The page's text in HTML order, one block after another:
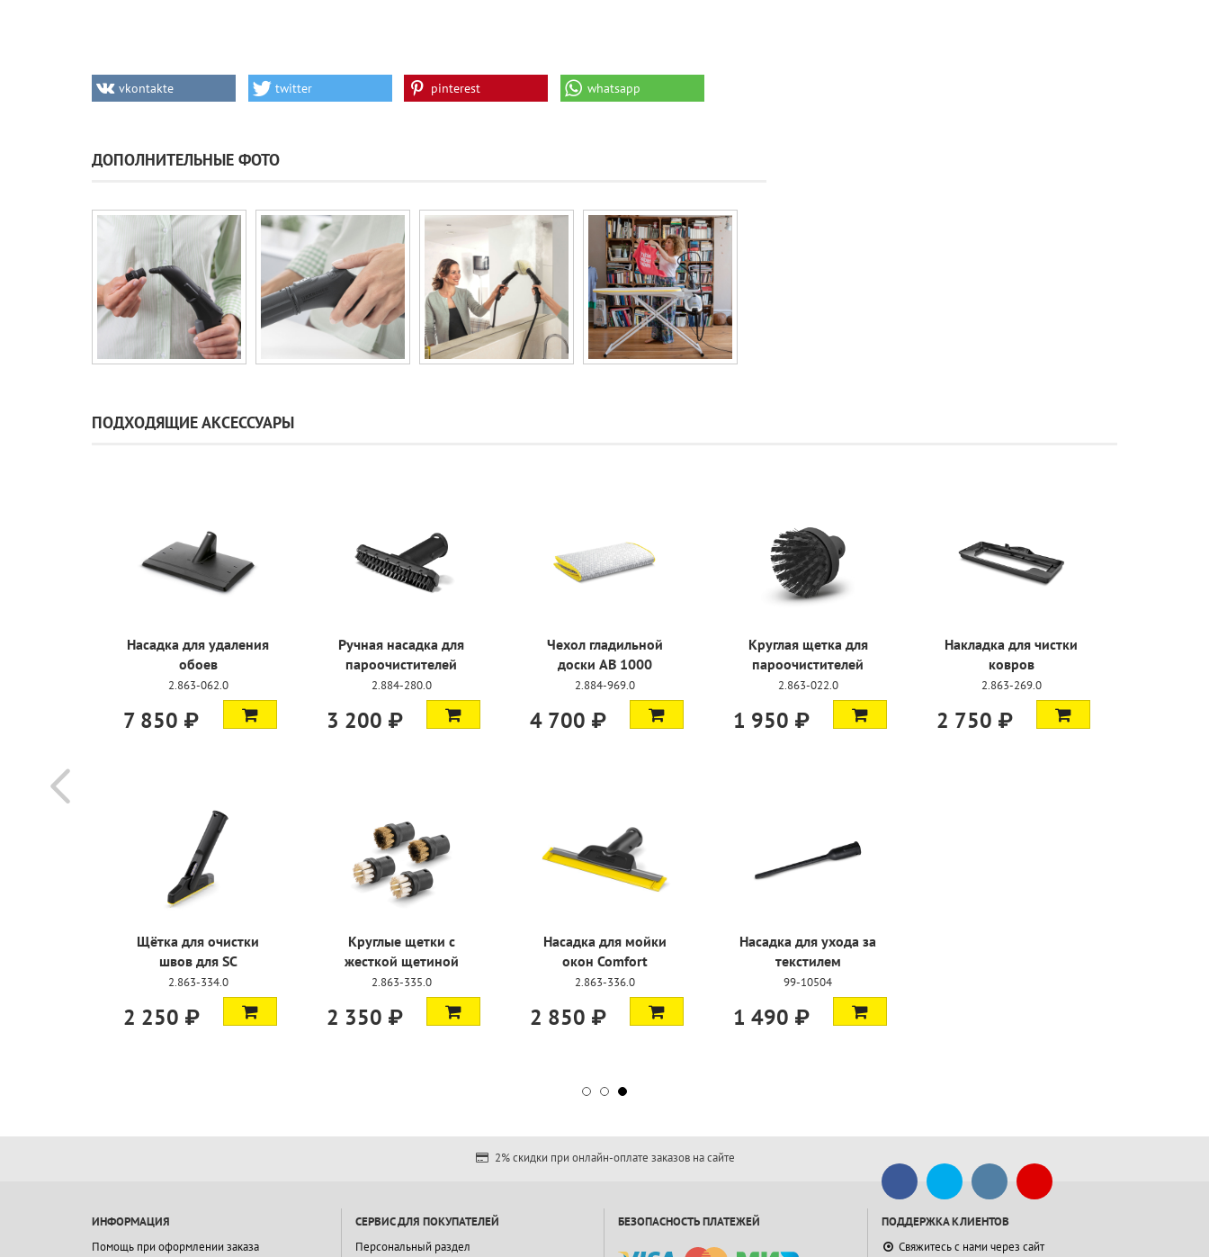
vkontakte twitter pinterest whatsapp
ДОПОЛНИТЕЛЬНЫЕ ФОТО
ПОДХОДЯЩИЕ АКСЕССУАРЫ
Насадка для удаления
обоев
2.863-062.0
7 850 ₽
Ручная насадка для
пароочистителей
2.884-280.0
3 200 ₽
Чехол гладильной
доски AB 1000
2.884-969.0
4 700 ₽
Круглая щетка для
пароочистителей
2.863-022.0
1 950 ₽
Накладка для чистки
ковров
2.863-269.0
2 750 ₽
Щётка для очистки
швов для SC
2.863-334.0
2 250 ₽
Круглые щетки с
жесткой щетиной
2.863-335.0
2 350 ₽
Насадка для мойки
окон Comfort
2.863-336.0
2 850 ₽
Насадка для ухода за
текстилем
99-10504
1 490 ₽
2% скидки при онлайн-оплате заказов на сайте
ИНФОРМАЦИЯ
Помощь при оформлении заказа
СЕРВИС ДЛЯ ПОКУПАТЕЛЕЙ
Персональный раздел
БЕЗОПАСНОСТЬ ПЛАТЕЖЕЙ
ПОДДЕРЖКА КЛИЕНТОВ
Свяжитесь с нами через сайт